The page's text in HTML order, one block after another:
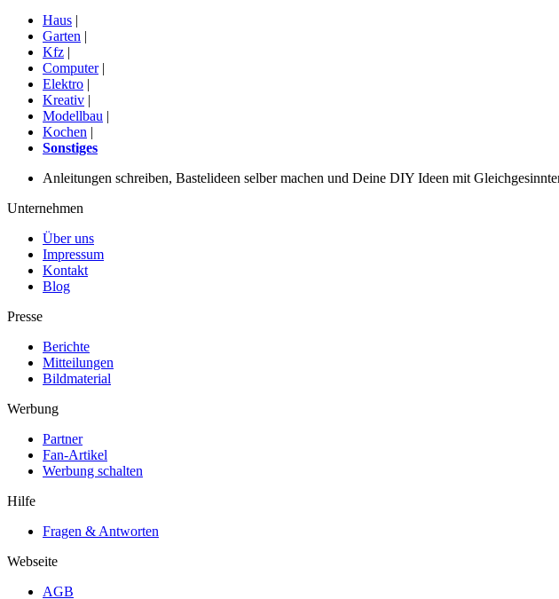
Haus |
Garten |
Kfz |
Computer|
Elektro |
Kreativ |
Modellbau |
Kochen |
Sonstiges
Anleitungen schreiben, Bastelideen selber machen und Deine DIY Ideen mit
Unternehmen
Über uns
Impressum
Kontakt
Blog
Presse
Berichte
Mitteilungen
Bildmaterial
Werbung
Partner
Fan-Artikel
Werbung schalten
Hilfe
Fragen & Antworten
Webseite
AGB